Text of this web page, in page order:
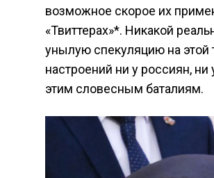
возможное скорое их
«Твиттерах»*. Никакой
унылую спекуляцию на этой
настроений ни у россиян,
этим словесным баталиям.